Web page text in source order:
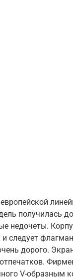
получилась
недочеты.
следует
дорого.
V-образным